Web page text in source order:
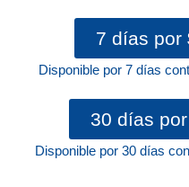
7 días por
Disponible por 7 días
30 días
Disponible por 30 días